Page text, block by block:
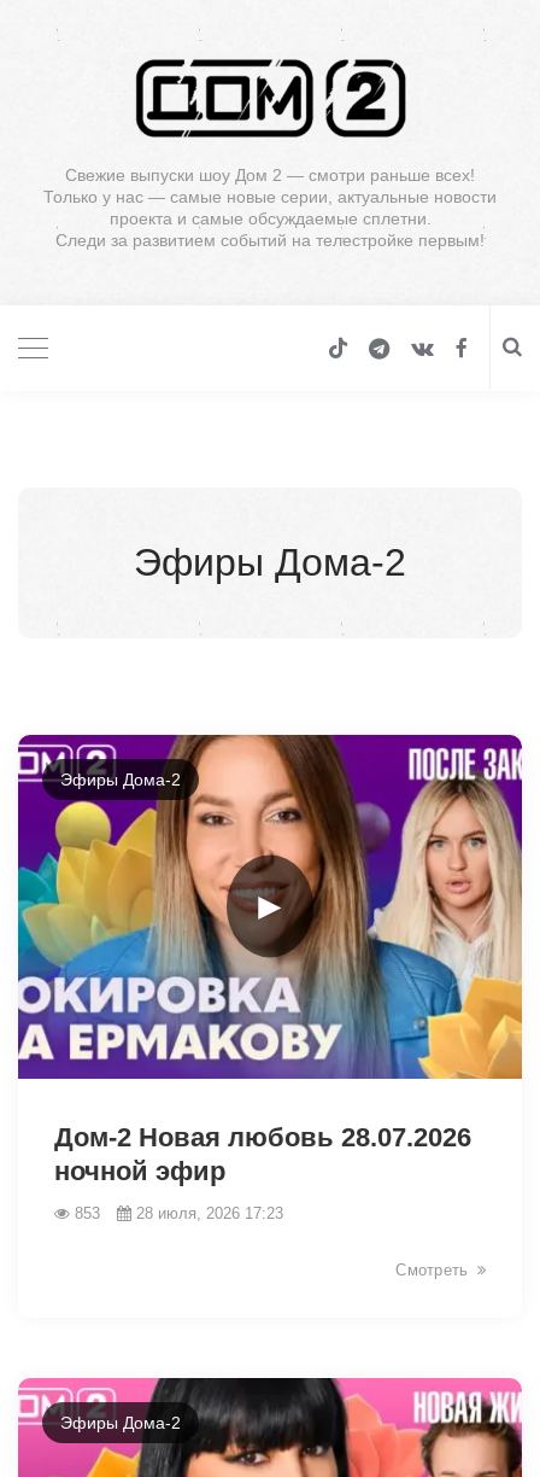
Свежие выпуски шоу Дом 2 — смотри раньше всех!
Только у нас — самые новые серии, актуальные новости
проекта и самые обсуждаемые сплетни.
Следи за развитием событий на телестройке первым!
Эфиры Дома-2
►
Эфиры Дома-2
Дом-2 Новая любовь 28.07.2026
ночной эфир
853 28 июля, 2026 17:23
Смотреть
Эфиры Дома-2